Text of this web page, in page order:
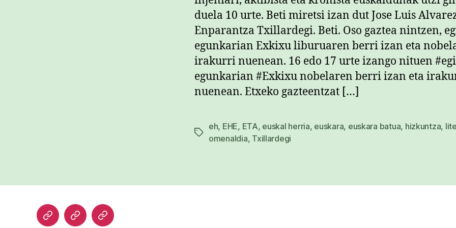
duela 10 urte. Beti miretsi izan dut Jose Luis
Enparantza Txillardegi. Beti. Oso gaztea nintzen,
egunkarian Exkixu liburuaren berri izan eta
irakurri nuenean. 16 edo 17 urte izango nituen
egunkarian #Exkixu nobelaren berri izan eta
nuenean. Etxeko gazteentzat […]
Etiketak
eh, EHE, ETA, euskal herria, euskara, euskara batua, hizkuntza,
omenaldia, Txillardegi
HasieraKazetariPatxi